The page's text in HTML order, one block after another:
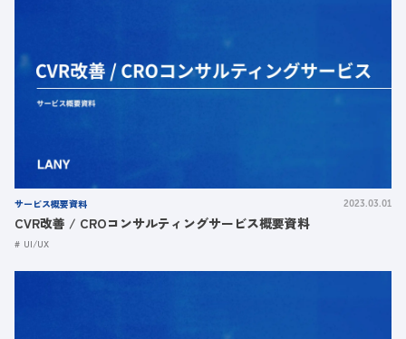
サービス概要資料 2023.03.01
CVR改善 / CROコンサルティングサービス概要資料
UI/UX